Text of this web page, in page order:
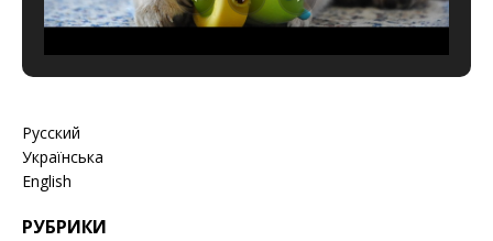
Русский
Українська
English
РУБРИКИ